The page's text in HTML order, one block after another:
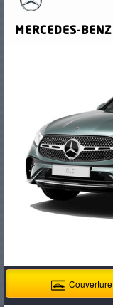
MERCEDES-BENZ
Couverture
D'OCCASION